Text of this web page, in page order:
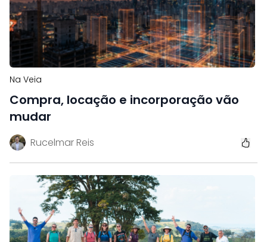
Na Veia
Compra, locação e incorporação vão
mudar
Rucelmar Reis